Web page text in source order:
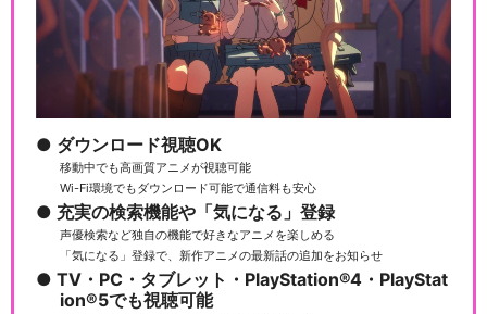
ダウンロード視聴OK
移動中でも高画質アニメが視聴可能
Wi-Fi環境でもダウンロード可能で通信料も安心
充実の検索機能や「気になる」登録
声優検索など独自の機能で好きなアニメを楽しめる
「気になる」登録で、新作アニメの最新話の追加をお知らせ
TV・PC・タブレット・PlayStation®4・PlayStat
ion®5でも視聴可能